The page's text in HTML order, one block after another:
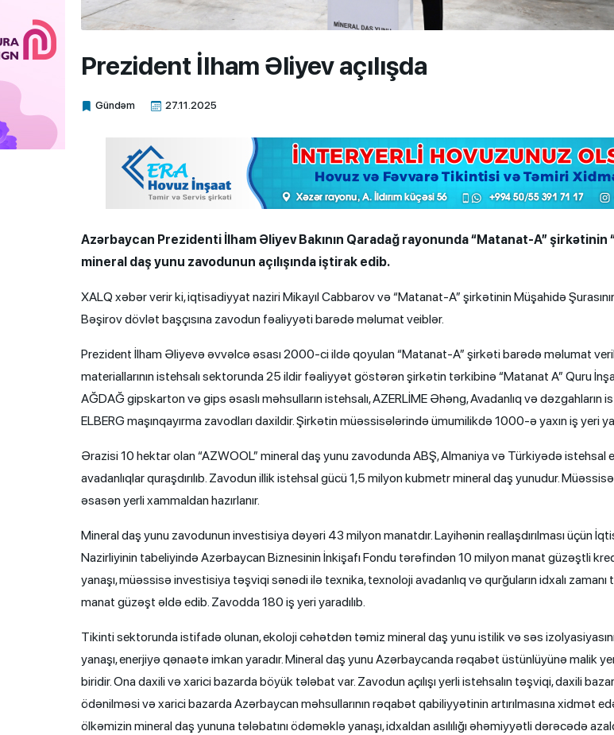
Prezident İlham Əliyev açılışda
Gündəm 27.11.2025
Xalq.Online
Azərbaycan Prezidenti İlham Əliyev Bakının Qaradağ rayonunda “Matanat-A” şirkətinin
mineral daş yunu zavodunun açılışında iştirak edib.
XALQ xəbər verir ki, iqtisadiyyat naziri Mikayıl Cabbarov və “Matanat-A” şirkətinin Müşahidə
Bəşirov dövlət başçısına zavodun fəaliyyəti barədə məlumat veiblər.
Prezident İlham Əliyevə əvvəlcə əsası 2000-ci ildə qoyulan “Matanat-A” şirkəti barədə məlumat
materiallarının istehsalı sektorunda 25 ildir fəaliyyət göstərən şirkətin tərkibinə “Matanat A” Quru
AĞDAĞ gipskarton və gips əsaslı məhsulların istehsalı, AZERLİME Əhəng, Avadanlıq və dəzgahların
ELBERG maşınqayırma zavodları daxildir. Şirkətin müəssisələrində ümumilikdə 1000-ə yaxın iş yeri
Ərazisi 10 hektar olan “AZWOOL” mineral daş yunu zavodunda ABŞ, Almaniya və Türkiyədə istehsal
avadanlıqlar quraşdırılıb. Zavodun illik istehsal gücü 1,5 milyon kubmetr mineral daş yunudur.
əsasən yerli xammaldan hazırlanır.
Mineral daş yunu zavodunun investisiya dəyəri 43 milyon manatdır. Layihənin reallaşdırılması üçün
Nazirliyinin tabeliyində Azərbaycan Biznesinin İnkişafı Fondu tərəfindən 10 milyon manat güzəştli
yanaşı, müəssisə investisiya təşviqi sənədi ilə texnika, texnoloji avadanlıq və qurğuların idxalı
manat güzəşt əldə edib. Zavodda 180 iş yeri yaradılıb.
Tikinti sektorunda istifadə olunan, ekoloji cəhətdən təmiz mineral daş yunu istilik və səs
yanaşı, enerjiyə qənaətə imkan yaradır. Mineral daş yunu Azərbaycanda rəqabət üstünlüyünə malik
biridir. Ona daxili və xarici bazarda böyük tələbat var. Zavodun açılışı yerli istehsalın təşviqi, daxili
ödənilməsi və xarici bazarda Azərbaycan məhsullarının rəqabət qabiliyyətinin artırılmasına xidmət
ölkəmizin mineral daş yununa tələbatını ödəməklə yanaşı, idxaldan asılılığı əhəmiyyətli dərəcədə